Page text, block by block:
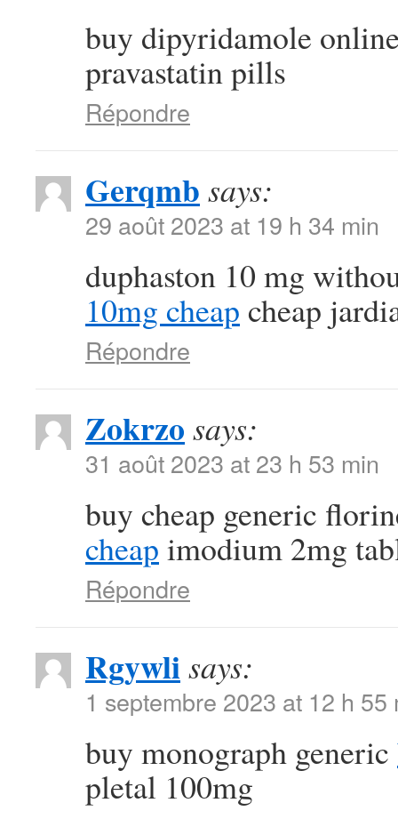
buy dipyridamole
pravastatin pills
Répondre
Gerqmb says:
29 août 2023 at 19 h 34 min
duphaston 10 mg
10mg cheap cheap
Répondre
Zokrzo says:
31 août 2023 at 23 h 53 min
buy cheap generic
cheap imodium 2mg
Répondre
Rgywlisays:
1 septembre 2023 at 12 h 55
buy monograph generic
pletal 100mg